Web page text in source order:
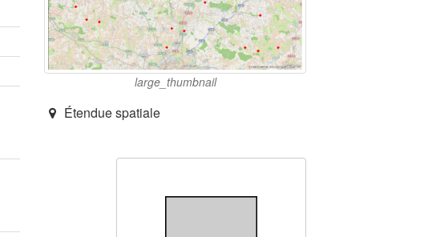
large_thumbnail
Étendue spatiale